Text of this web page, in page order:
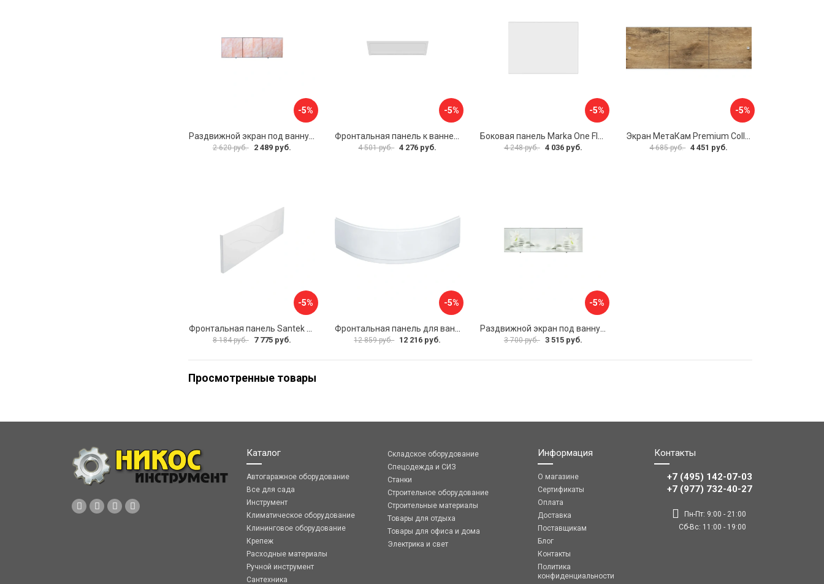
-5%
2 620 руб. 2 489 руб.
-5%
4 501 руб. 4 276 руб.
-5%
4 248 руб. 4 036 руб.
-5%
4 685 руб. 4 451 руб.
-5%
8 184 руб. 7 775 руб.
-5%
12 859 руб. 12 216 руб.
-5%
3 700 руб. 3 515 руб.
Просмотренные товары
Каталог
Автогаражное оборудование
Все для сада
Инструмент
Климатическое оборудование
Клининговое оборудование
Крепеж
Расходные материалы
Ручной инструмент
Сантехника
Складское оборудование
Спецодежда и СИЗ
Станки
Строительное оборудование
Строительные материалы
Товары для отдыха
Товары для офиса и дома
Электрика и свет
Информация
О магазине
Сертификаты
Оплата
Доставка
Поставщикам
Блог
Контакты
Политика
конфиденциальности
Контакты
+7 (495) 142-07-03
‎‎+7 (977) 732-40-27
Пн-Пт: 9:00 - 21:00
Сб-Вс: 11:00 - 19:00